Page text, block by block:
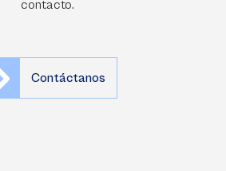
contacto.
Contáctanos